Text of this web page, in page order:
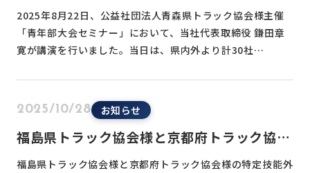
2025年8月22日、公益社団法人青森県トラック協会様主催
「青年部大会セミナー」において、当社代表取締役 鎌田章
寛が講演を行いました。当日は、県内外より計30社…
2025/10/28 お知らせ
福島県トラック協会様と京都府トラック協会
福島県トラック協会様と京都府トラック協会様の特定技能外